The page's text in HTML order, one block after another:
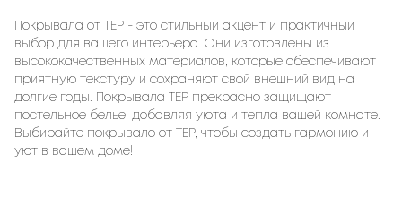
Покрывала от TEP - это стильный акцент и практичный
выбор для вашего интерьера. Они изготовлены из
высококачественных материалов, которые обеспечивают
приятную текстуру и сохраняют свой внешний вид на
долгие годы. Покрывала TEP прекрасно защищают
постельное белье, добавляя уюта и тепла вашей комнате.
Выбирайте покрывало от TEP, чтобы создать гармонию и
уют в вашем доме!